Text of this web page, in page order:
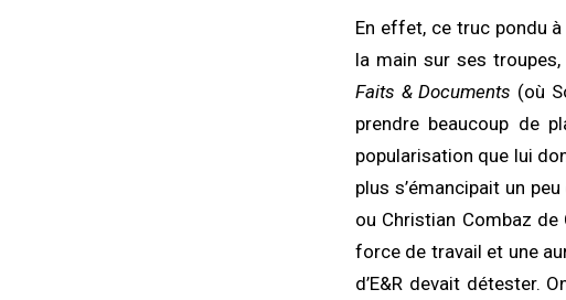
En effet, ce truc pondu
la main sur ses
Faits & Documents (où
prendre beaucoup de
popularisation que lui
plus s’émancipait un
ou Christian Combaz
force de travail et une
d’E&R devait détester.